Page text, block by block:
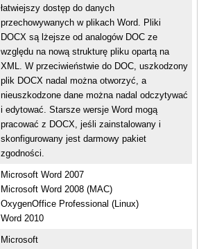
łatwiejszy dostęp do danych
przechowywanych w plikach Word. Pliki
DOCX są lżejsze od analogów DOC ze
względu na nową strukturę pliku opartą na
XML. W przeciwieństwie do DOC, uszkodzony
plik DOCX nadal można otworzyć, a
nieuszkodzone dane można nadal odczytywać
i edytować. Starsze wersje Word mogą
pracować z DOCX, jeśli zainstalowany i
skonfigurowany jest darmowy pakiet
zgodności.
Microsoft Word 2007
Microsoft Word 2008 (MAC)
OxygenOffice Professional (Linux)
Word 2010
Microsoft